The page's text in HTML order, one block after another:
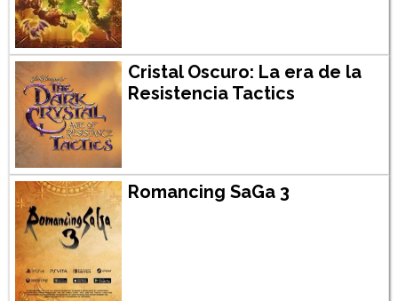
Cristal Oscuro: La era de la
Resistencia Tactics
Romancing SaGa 3